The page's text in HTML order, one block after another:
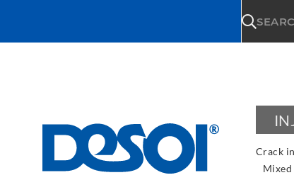
Crack
Mixed